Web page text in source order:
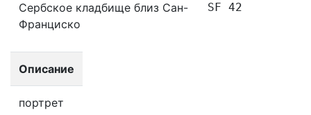
Сербское кладбище близ Сан-
Франциско
SF 42
Описание
портрет